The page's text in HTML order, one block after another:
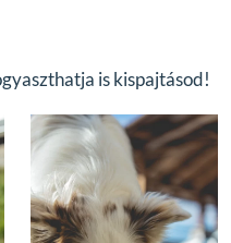
is kispajtásod!